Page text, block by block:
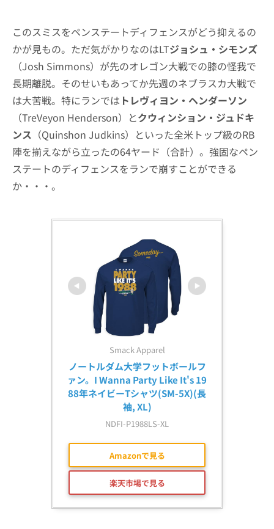
このスミスをペンステートディフェンスがどう抑えるの
かが見もの。ただ気がかりなのはLTジョシュ・シモンズ
（Josh Simmons）が先のオレゴン大戦での膝の怪我で
長期離脱。そのせいもあってか先週のネブラスカ大戦で
は大苦戦。特にランでは トレヴィヨン・ヘンダーソン
（TreVeyon Henderson）とクウィンション・ジュドキ
ンス （Quinshon Judkins）といった全米トップ級のRB
陣を揃えながら立ったの64ヤード（合計）。強固なペン
ステートのディフェンスをランで崩すことができる
か・・・。
Smack Apparel
ノートルダム大学フットボールフ
ァン。I Wanna Party Like It's 19
88年ネイビーTシャツ(SM-5X)(長
袖, XL)
NDFI-P1988LS-XL
Amazonで見る
楽天市場で見る